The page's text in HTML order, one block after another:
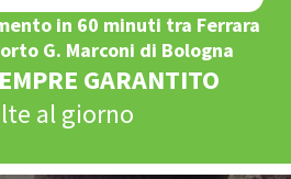
in 60 minuti tra Ferrara
G. Marconi di Bologna
GARANTITO
al giorno